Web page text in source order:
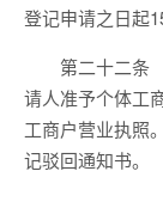
登记申请之日起
第二十二条
请人准予个体工
工商户营业执照
记驳回通知书。